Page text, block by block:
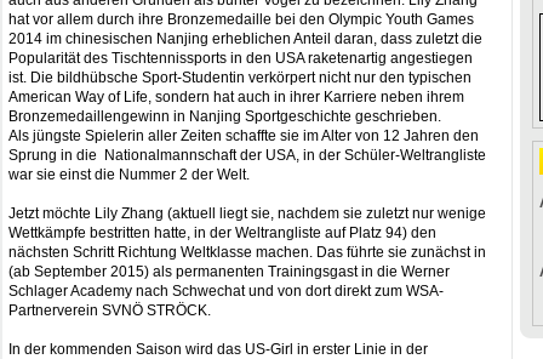
hat vor allem durch ihre Bronzemedaille bei den Olympic Youth Games
2014 im chinesischen Nanjing erheblichen Anteil daran, dass zuletzt die
Popularität des Tischtennissports in den USA raketenartig angestiegen
ist. Die bildhübsche Sport-Studentin verkörpert nicht nur den typischen
American Way of Life, sondern hat auch in ihrer Karriere neben ihrem
Bronzemedaillengewinn in Nanjing Sportgeschichte geschrieben.
Als jüngste Spielerin aller Zeiten schaffte sie im Alter von 12 Jahren den
Sprung in die Nationalmannschaft der USA, in der Schüler-Weltrangliste
war sie einst die Nummer 2 der Welt.
Jetzt möchte Lily Zhang (aktuell liegt sie, nachdem sie zuletzt nur wenige
Wettkämpfe bestritten hatte, in der Weltrangliste auf Platz 94) den
nächsten Schritt Richtung Weltklasse machen. Das führte sie zunächst in
(ab September 2015) als permanenten Trainingsgast in die Werner
Schlager Academy nach Schwechat und von dort direkt zum WSA-
Partnerverein SVNÖ STRÖCK.
In der kommenden Saison wird das US-Girl in erster Linie in der